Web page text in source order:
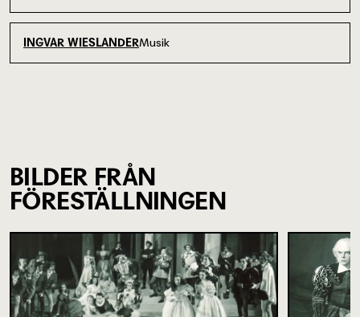
INGVAR WIESLANDERMusik
BILDER FRÅN
FÖRESTÄLLNINGEN